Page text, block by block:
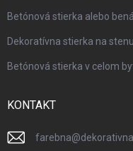
Betónová stierka alebo
Dekoratívna stierka na
Betónová stierka v celom
KONTAKT
farebna@